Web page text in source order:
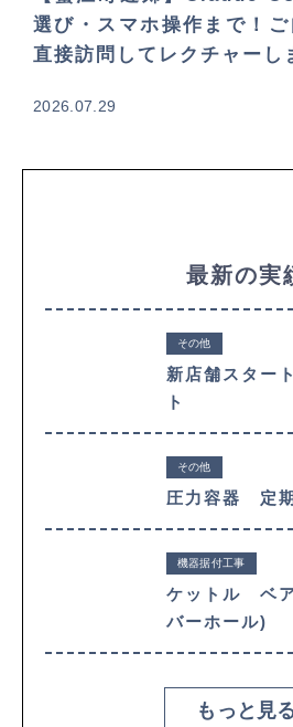
選び・スマホ操作まで！
直接訪問してレクチャーし
2026.07.29
最新の実
その他
新店舗スター
ト
その他
圧力容器 定
機器据付工事
ケットル ベ
バーホール)
もっと見